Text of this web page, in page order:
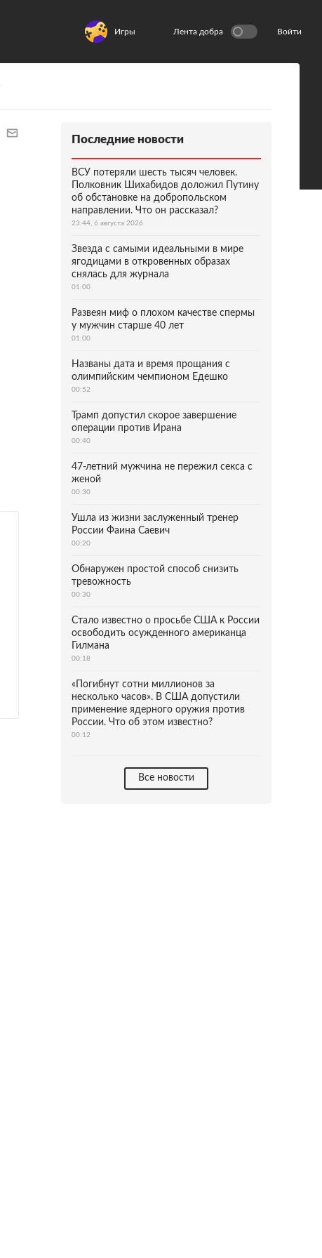
Игры Лента добра Войти
Последние новости
ВСУ потеряли шесть тысяч человек.
Полковник Шихабидов доложил Путину
об обстановке на добропольском
направлении. Что он рассказал?
23:44, 6 августа 2026
Звезда с самыми идеальными в мире
ягодицами в откровенных образах
снялась для журнала
01:00
Развеян миф о плохом качестве спермы
у мужчин старше 40 лет
01:00
Названы дата и время прощания с
олимпийским чемпионом Едешко
00:52
Трамп допустил скорое завершение
операции против Ирана
00:40
47-летний мужчина не пережил секса с
женой
00:30
Ушла из жизни заслуженный тренер
России Фаина Саевич
00:20
Обнаружен простой способ снизить
тревожность
00:30
Стало известно о просьбе США к России
освободить осужденного американца
Гилмана
00:18
«Погибнут сотни миллионов за
несколько часов». В США допустили
применение ядерного оружия против
России. Что об этом известно?
00:12
Все новости